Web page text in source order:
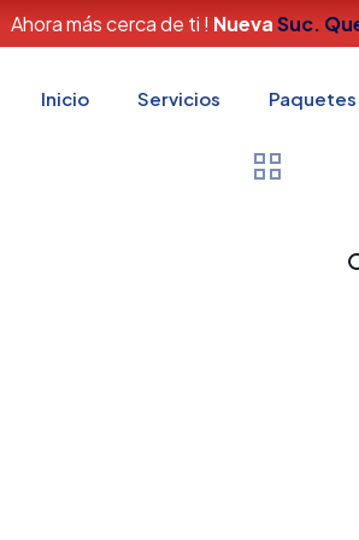
Contamos con Modelos Digitales
Inicio Servicios Paquetes